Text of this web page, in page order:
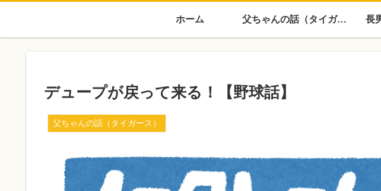
ホーム 父ちゃんの話（タイガース） 長
デュープが戻って来る！【野球話】
父ちゃんの話（タイガース）